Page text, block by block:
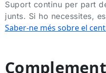
Suport continu per part
junts. Si ho necessites,
Saber-ne més sobre el